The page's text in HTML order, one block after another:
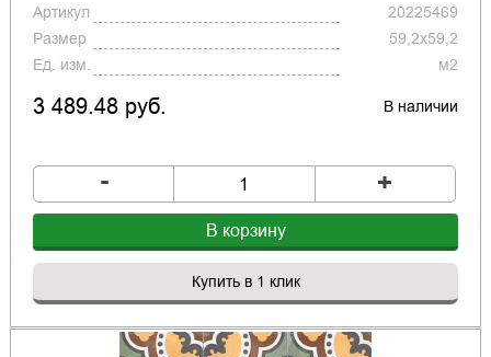
Артикул
20225469
Размер
59,2x59,2
Ед. изм.
м2
3 489.48 руб. В наличии
- +
В корзину
Купить в 1 клик